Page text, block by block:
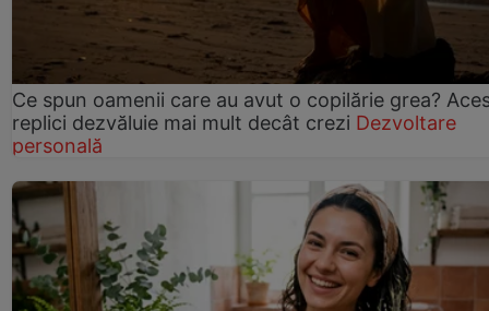
Ce spun oamenii care au avut o copilărie grea?
replici dezvăluie mai mult decât crezi Dezvoltare
personală